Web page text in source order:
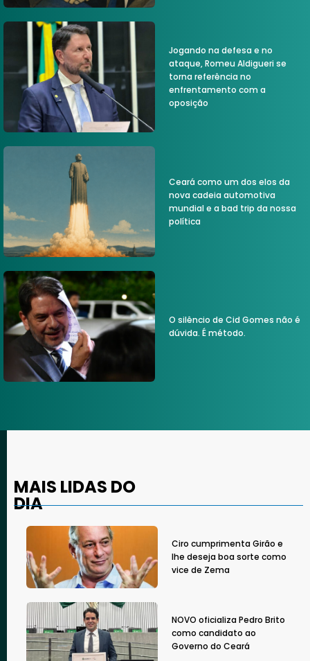
Jogando na defesa e no
ataque, Romeu Aldigueri se
torna referência no
enfrentamento com a
oposição
Ceará como um dos elos da
nova cadeia automotiva
mundial e a bad trip da nossa
política
O silêncio de Cid Gomes não é
dúvida. É método.
MAIS LIDAS DO
DIA
Ciro cumprimenta Girão e
lhe deseja boa sorte como
vice de Zema
NOVO oficializa Pedro Brito
como candidato ao
Governo do Ceará